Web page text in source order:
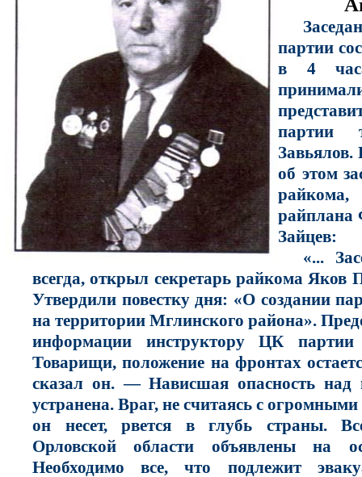
партии
в 4
партии
Завьялов.
об этом
райплана
Зайцев:
«...
всегда, открыл секретарь райкома Яков
Утвердили повестку дня: «О создании
на территории Мглинского района».
информации инструктору ЦК
Товарищи, положение на фронтах
сказал он. — Нависшая опасность над
устранена. Враг, не считаясь с
он несет, рвется в глубь страны.
Орловской области объявлены на
Необходимо все, что подлежит